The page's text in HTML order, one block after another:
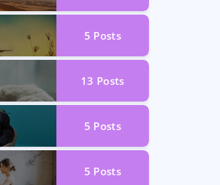
5 Posts
13 Posts
5 Posts
5 Posts